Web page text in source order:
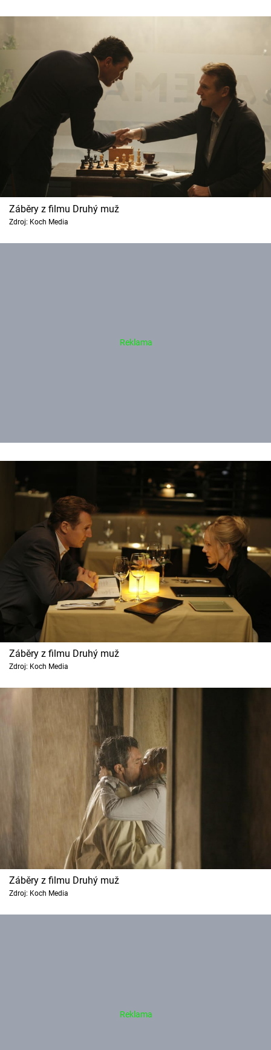
Záběry z filmu Druhý muž
Zdroj: Koch Media
Záběry z filmu Druhý muž
Zdroj: Koch Media
Záběry z filmu Druhý muž
Zdroj: Koch Media